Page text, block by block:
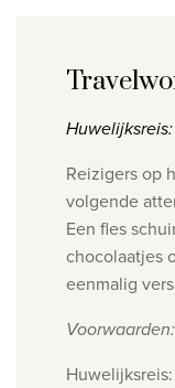
Huwelijksreis:
Reizigers op
volgende
Een fles
chocolaatjes
eenmalig
Voorwaarden: